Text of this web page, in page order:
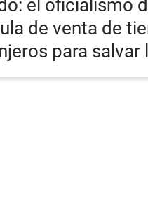
el oficialismo
de venta de
para salvar